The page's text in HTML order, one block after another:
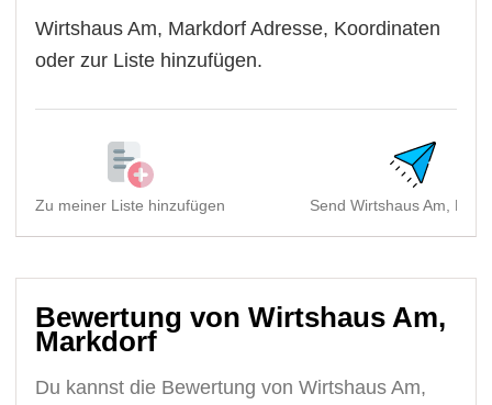
Wirtshaus Am, Markdorf Adresse, Koordinaten
oder zur Liste hinzufügen.
Zu meiner Liste hinzufügen Send Wirtshaus Am,
Bewertung von Wirtshaus Am,
Markdorf
Du kannst die Bewertung von Wirtshaus Am,